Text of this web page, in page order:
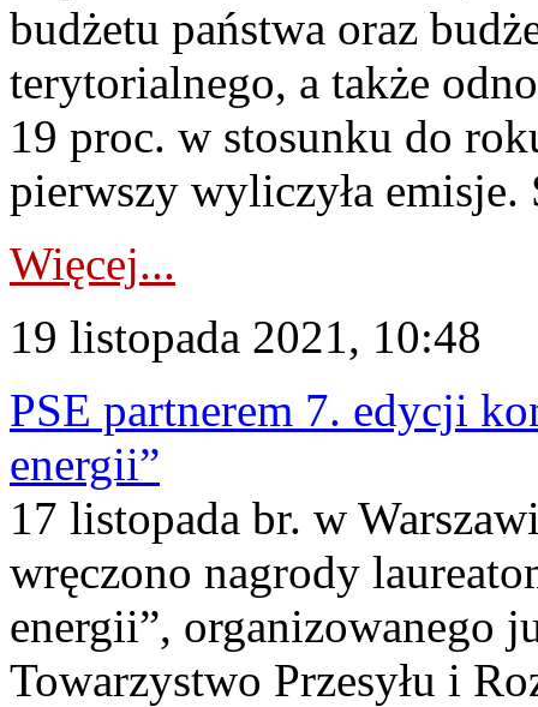
budżetu państwa oraz
terytorialnego, a także
19 proc. w stosunku do
pierwszy wyliczyła emisje.
Więcej...
19 listopada 2021, 10:48
PSE partnerem 7. edycji
energii”
17 listopada br. w
wręczono nagrody
energii”, organizowanego
Towarzystwo Przesyłu i